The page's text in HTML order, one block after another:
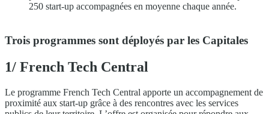
250 start‐up accompagnées en moyenne chaque année.
Trois programmes sont déployés par les Capitales
1/ French Tech Central
Le programme French Tech Central apporte un accompagnement de
proximité aux start-up grâce à des rencontres avec les services